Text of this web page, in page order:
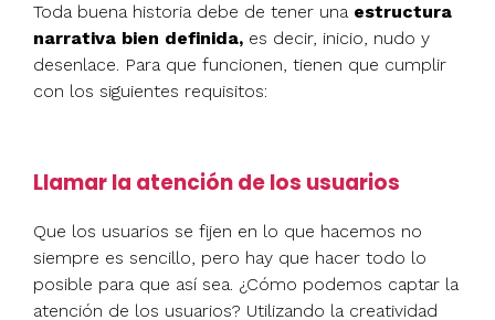
Toda buena historia debe de tener una estructura
narrativa bien definida, es decir, inicio, nudo y
desenlace. Para que funcionen, tienen que cumplir
con los siguientes requisitos:
Llamar la atención de los usuarios
Que los usuarios se fijen en lo que hacemos no
siempre es sencillo, pero hay que hacer todo lo
posible para que así sea. ¿Cómo podemos captar la
atención de los usuarios? Utilizando la creatividad